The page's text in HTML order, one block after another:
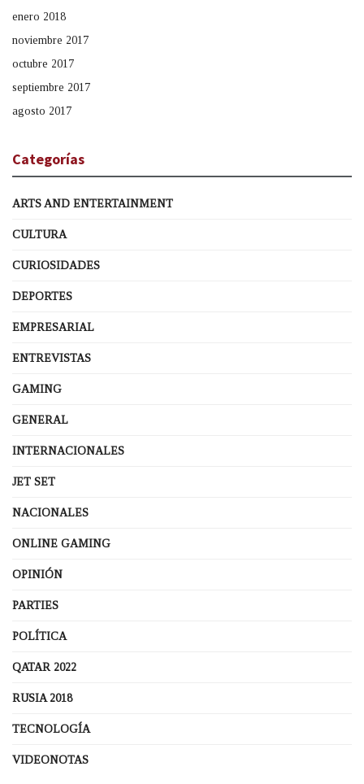
enero 2018
noviembre 2017
octubre 2017
septiembre 2017
agosto 2017
Categorías
ARTS AND ENTERTAINMENT
CULTURA
CURIOSIDADES
DEPORTES
EMPRESARIAL
ENTREVISTAS
GAMING
GENERAL
INTERNACIONALES
JET SET
NACIONALES
ONLINE GAMING
OPINIÓN
PARTIES
POLÍTICA
QATAR 2022
RUSIA 2018
TECNOLOGÍA
VIDEONOTAS